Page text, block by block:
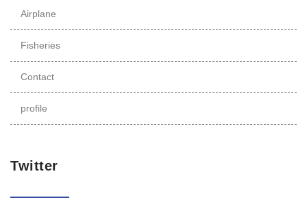
Airplane
Fisheries
Contact
profile
Twitter